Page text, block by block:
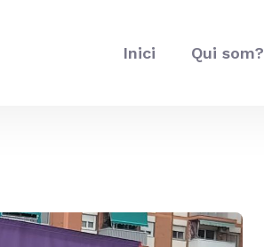
Inici Qui som?